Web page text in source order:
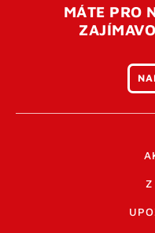
otevření tohoto odkazu
přihlásit. Nezapomeňte
MÁTE PRO